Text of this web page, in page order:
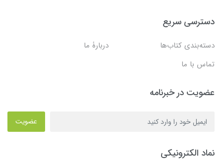
دسترسی سریع
دسته‌بندی کتاب‌ها
دربارۀ ما
تماس با ما
عضویت در خبرنامه
عضویت
نماد الکترونیکی